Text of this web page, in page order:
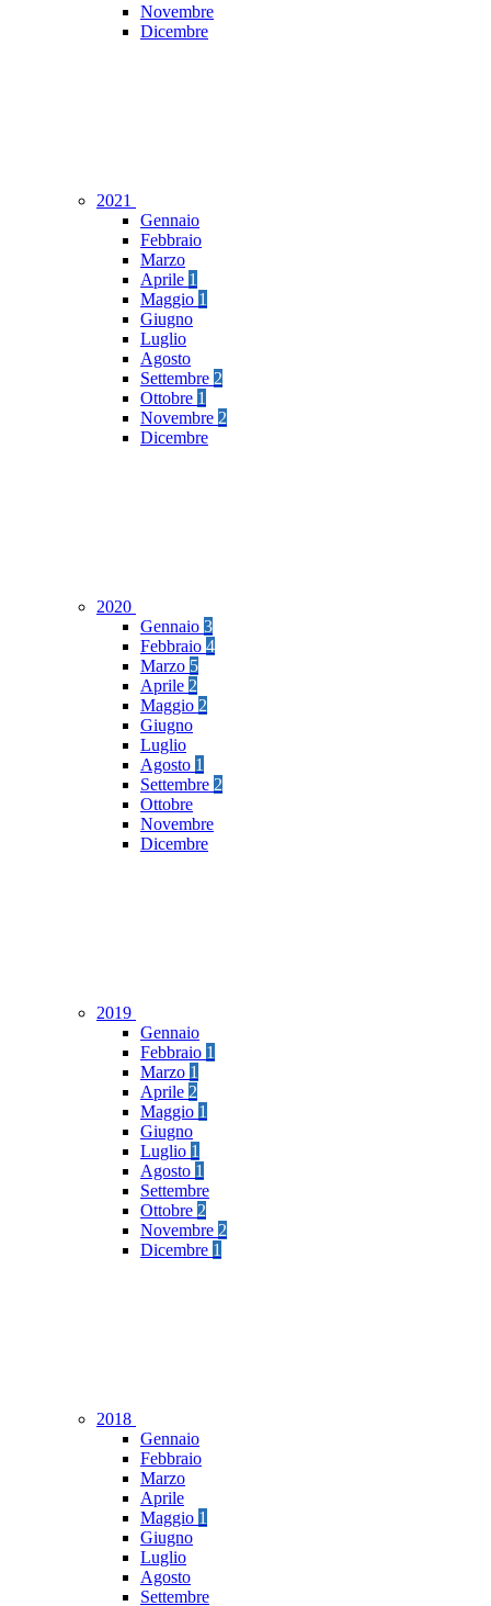
Novembre
Dicembre
2021
Gennaio
Febbraio
Marzo
Aprile 1
Maggio 1
Giugno
Luglio
Agosto
Settembre 2
Ottobre 1
Novembre 2
Dicembre
2020
Gennaio 3
Febbraio 4
Marzo 5
Aprile 2
Maggio 2
Giugno
Luglio
Agosto 1
Settembre 2
Ottobre
Novembre
Dicembre
2019
Gennaio
Febbraio 1
Marzo 1
Aprile 2
Maggio 1
Giugno
Luglio 1
Agosto 1
Settembre
Ottobre 2
Novembre 2
Dicembre 1
2018
Gennaio
Febbraio
Marzo
Aprile
Maggio 1
Giugno
Luglio
Agosto
Settembre